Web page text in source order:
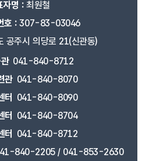
자명 :최원철
호 :307-83-03046
공주시 의당로 21(신관동)
041-840-8712
관 041-840-8070
터
041-840-8090
터
041-840-8704
터
041-840-8712
840-2205 / 041-853-2630